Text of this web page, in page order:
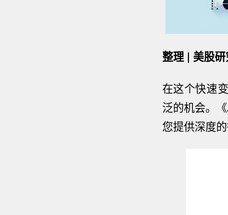
整理 | 美股
在这个快速
泛的机会。
您提供深度